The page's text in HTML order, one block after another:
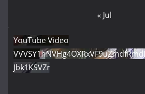
« Jul
YouTube Video
Jbk1KSVZr